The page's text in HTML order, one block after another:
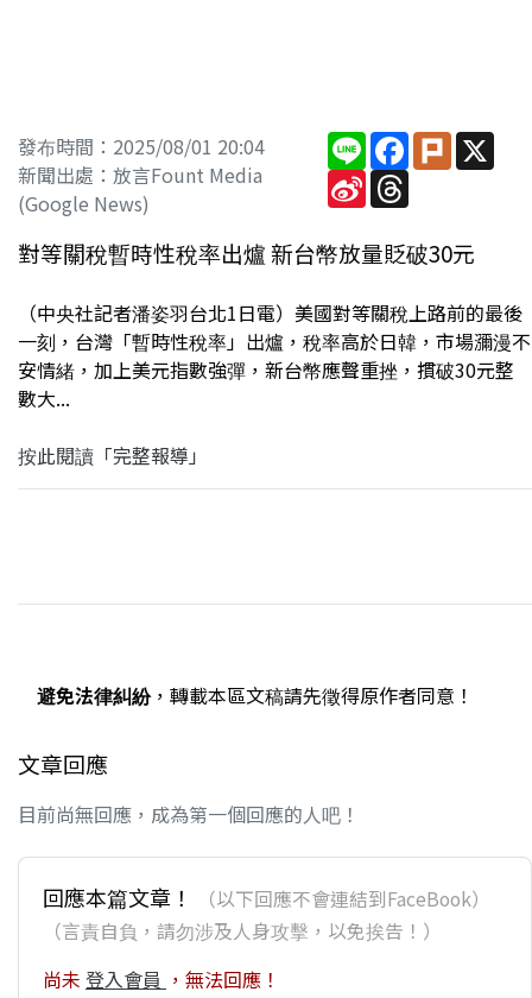
發布時間：2025/08/01 20:04
新聞出處：放言Fount Media
(Google News)
LineFacebook
PlurkX
Sina
Weibo
Threads
對等關稅暫時性稅率出爐 新台幣放量貶破30元
（中央社記者潘姿羽台北1日電）美國對等關稅上路前的最後
一刻，台灣「暫時性稅率」出爐，稅率高於日韓，市場瀰漫不
安情緒，加上美元指數強彈，新台幣應聲重挫，摜破30元整
數大...
按此閱讀「完整報導」
避免法律糾紛，轉載本區文稿請先徵得原作者同意！
文章回應
目前尚無回應，成為第一個回應的人吧！
回應本篇文章！
（以下回應不會連結到FaceBook）
（言責自負，請勿涉及人身攻擊，以免挨告！）
尚未 登入會員 ，無法回應！